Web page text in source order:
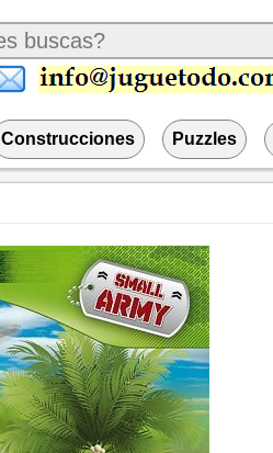
Construcciones Puzzles